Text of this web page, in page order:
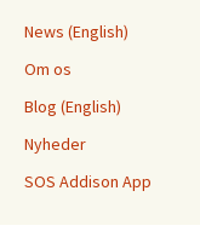
News (English)
Om os
Blog (English)
Nyheder
SOS Addison App